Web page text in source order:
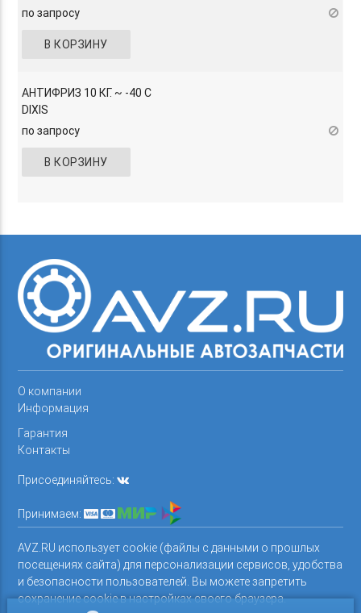
по запросу
В КОРЗИНУ
АНТИФРИЗ 10 КГ. ~ -40 C
DIXIS
по запросу
В КОРЗИНУ
О компании
Информация
Гарантия
Контакты
Присоединяйтесь:
Принимаем:
AVZ.RU использует cookie (файлы с данными о прошлых
посещениях сайта) для персонализации сервисов, удобства
и безопасности пользователей. Вы можете запретить
сохранение cookie в настройках своего браузера.